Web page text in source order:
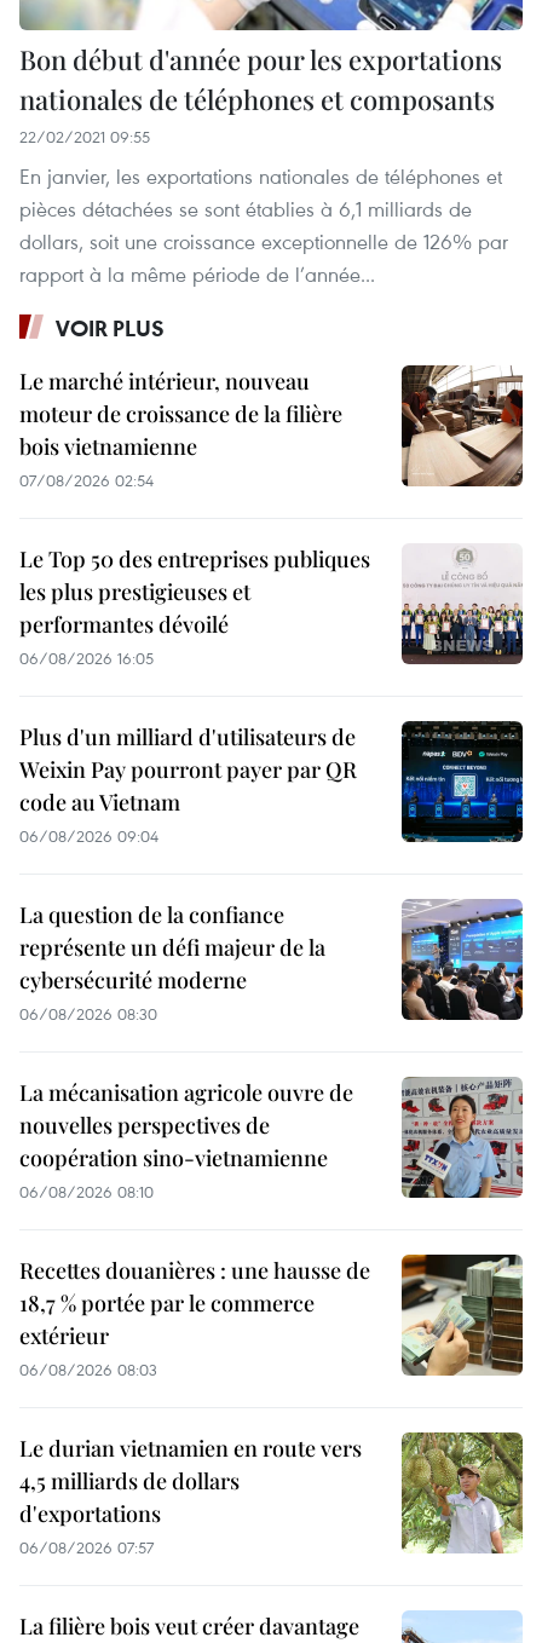
Bon début d'année pour les exportations
nationales de téléphones et composants
22/02/2021 09:55
En janvier, les exportations nationales de téléphones et
pièces détachées se sont établies à 6,1 milliards de
dollars, soit une croissance exceptionnelle de 126% par
rapport à la même période de l’année...
VOIR PLUS
Le marché intérieur, nouveau
moteur de croissance de la filière
bois vietnamienne
07/08/2026 02:54
Le Top 50 des entreprises publiques
les plus prestigieuses et
performantes dévoilé
06/08/2026 16:05
Plus d'un milliard d'utilisateurs de
Weixin Pay pourront payer par QR
code au Vietnam
06/08/2026 09:04
La question de la confiance
représente un défi majeur de la
cybersécurité moderne
06/08/2026 08:30
La mécanisation agricole ouvre de
nouvelles perspectives de
coopération sino-vietnamienne
06/08/2026 08:10
Recettes douanières : une hausse de
18,7 % portée par le commerce
extérieur
06/08/2026 08:03
Le durian vietnamien en route vers
4,5 milliards de dollars
d'exportations
06/08/2026 07:57
La filière bois veut créer davantage